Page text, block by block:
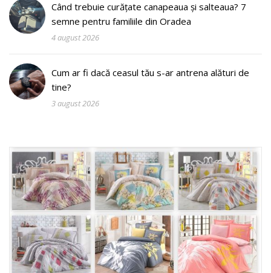
Când trebuie curățate canapeaua și salteaua? 7
semne pentru familiile din Oradea
4 august 2026
Cum ar fi dacă ceasul tău s-ar antrena alături de
tine?
3 august 2026